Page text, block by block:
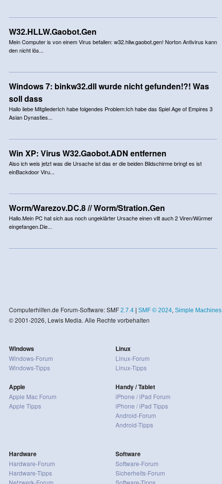
W32.HLLW.Gaobot.Gen
Mein Computer is von einem Virus befallen: w32.hllw.gaobot.gen! Norton Antivirus kann
den nicht lös...
Windows 7: binkw32.dll wurde nicht gefunden!?! Was
soll dass
Hallo liebe MitgliederIch habe folgendes Problem:Ich habe das Spiel Age of Empires 3
Asian Dynasties...
Win XP: Virus W32.Gaobot.ADN entfernen
Also ich weis jetzt was die Ursache ist das er die beiden Bildschirme bringt es ist
einBackdoor Viru...
Worm/Warezov.DC.8 // Worm/Stration.Gen
Hallo.Mein PC hat sich aus noch ungeklärter Ursache einen vllt auch 2 Viren/Würmer
eingefangen.Die...
Computerhilfen.de Forum-Software: SMF 2.7.4| SMF © 2024, Simple Machines
© 2001-2026, Lewis Media. Alle Rechte vorbehalten
Windows
Windows-Forum
Windows-Tipps
Apple
Apple Mac Forum
Apple Tipps
Linux
Linux-Forum
Linux-Tipps
Handy / Tablet
iPhone / iPad Forum
iPhone / iPad Tipps
Android-Forum
Android-Tipps
Hardware
Hardware-Forum
Hardware-Tipps
Netzwerk-Forum
Software
Software-Forum
Sicherheits-Forum
Software-Tipps